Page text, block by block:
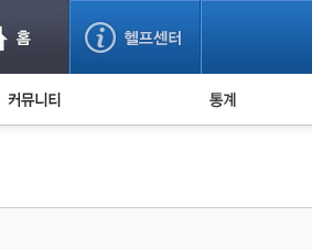
사기 예방했어요! 누적 피해사례 통계